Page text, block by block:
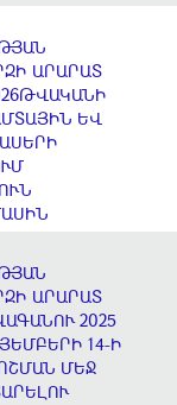
ԱՐԱՐԱՏ
ԵՎ
ԱՐԱՐԱՏ
2025
14-Ի
ՄԵՋ